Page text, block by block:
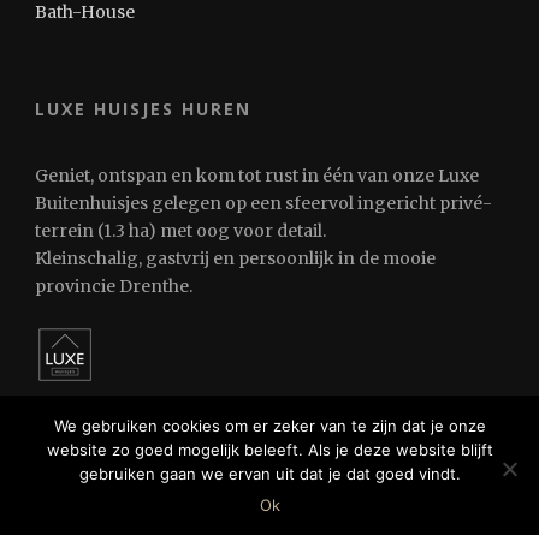
Bath-House
LUXE HUISJES HUREN
Geniet, ontspan en kom tot rust in één van onze Luxe
Buitenhuisjes gelegen op een sfeervol ingericht privé-
terrein (1.3 ha) met oog voor detail.
Kleinschalig, gastvrij en persoonlijk in de mooie
provincie Drenthe.
© 2024 Luxe Huisjes Huren
We gebruiken cookies om er zeker van te zijn dat je onze
website zo goed mogelijk beleeft. Als je deze website blijft
gebruiken gaan we ervan uit dat je dat goed vindt.
Ok